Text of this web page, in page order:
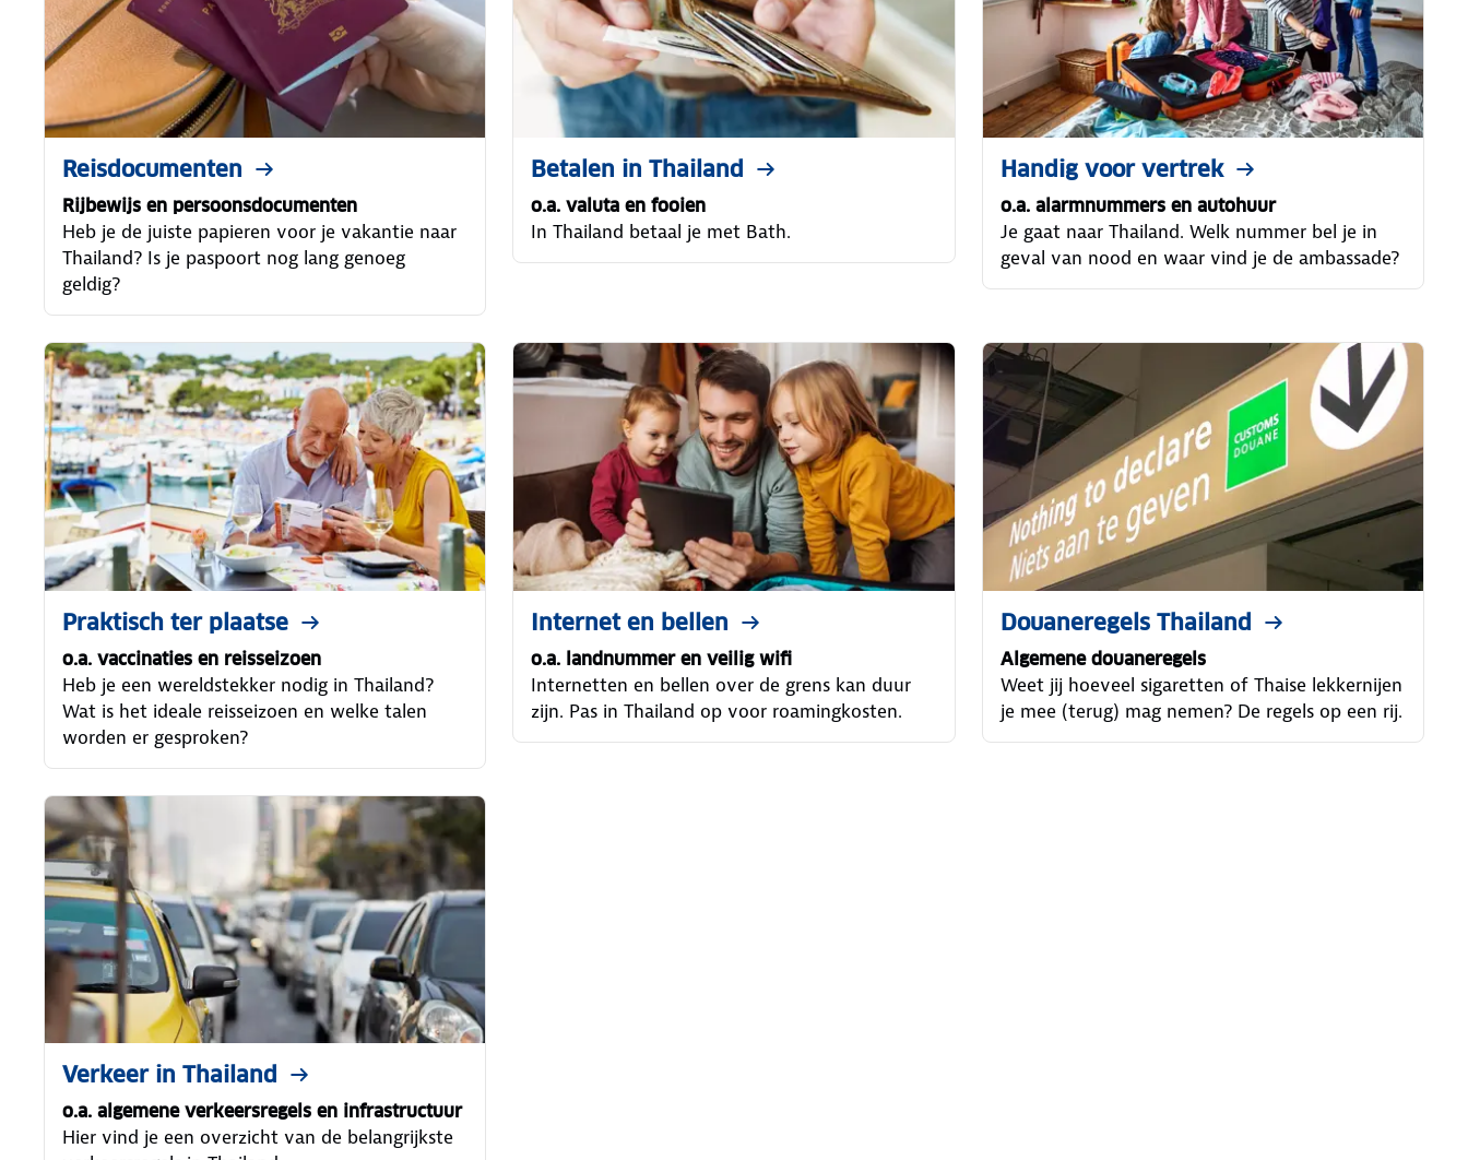
Reisdocumenten
Rijbewijs en persoonsdocumenten
Heb je de juiste papieren voor je vakantie naar
Thailand? Is je paspoort nog lang genoeg
geldig?
Betalen in Thailand
o.a. valuta en fooien
In Thailand betaal je met Bath.
Handig voor vertrek
o.a. alarmnummers en autohuur
Je gaat naar Thailand. Welk nummer bel je in
geval van nood en waar vind je de ambassade?
Praktisch ter plaatse
o.a. vaccinaties en reisseizoen
Heb je een wereldstekker nodig in Thailand?
Wat is het ideale reisseizoen en welke talen
worden er gesproken?
Internet en bellen
o.a. landnummer en veilig wifi
Internetten en bellen over de grens kan duur
zijn. Pas in Thailand op voor roamingkosten.
Douaneregels Thailand
Algemene douaneregels
Weet jij hoeveel sigaretten of Thaise lekkernijen
je mee (terug) mag nemen? De regels op een rij.
Verkeer in Thailand
o.a. algemene verkeersregels en infrastructuur
Hier vind je een overzicht van de belangrijkste